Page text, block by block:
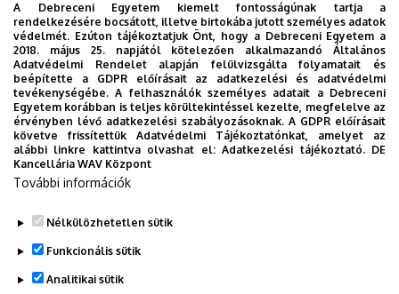
2026. szeptember 19.
ÁOK-diplomaosztó ünnepség
Az Általános Orvostudományi Kar szeptember 19-
én, szombaton 11 órától tartja nyári diplomaosztó
ünnepségét a Főépület Díszudvarán. A Multimédia
és E-learning Technikai Központ a youtube-on
élőben közvetíti az oklevélátadót.
ÜNNEPSÉG, DIPLOMAOSZTÓ
TOVÁBB AZ ÖSSZES ESEMÉNYRE
A Debreceni Egyetem kiemelt fontosságúnak tartja a
rendelkezésére bocsátott, illetve birtokába jutott személyes adatok
védelmét. Ezúton tájékoztatjuk Önt, hogy a Debreceni Egyetem a
2018. május 25. napjától kötelezően alkalmazandó Általános
Adatvédelmi Rendelet alapján felülvizsgálta folyamatait és
beépítette a GDPR előírásait az adatkezelési és adatvédelmi
tevékenységébe. A felhasználók személyes adatait a Debreceni
Egyetem korábban is teljes körültekintéssel kezelte, megfelelve az
érvényben lévő adatkezelési szabályozásoknak. A GDPR előírásait
követve frissítettük Adatvédelmi Tájékoztatónkat, amelyet az
alábbi linkre kattintva olvashat el:Adatkezelési tájékoztató. DE
Kancellária WAV Központ
További információk
Nélkülözhetetlen sütik
Funkcionális sütik
Analitikai sütik